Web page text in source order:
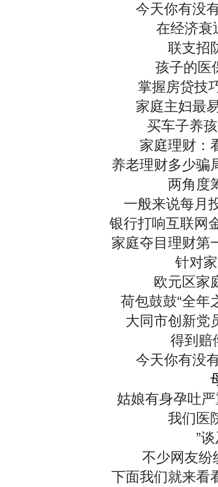
今天你有没
在经济衰
联支招
孩子的医
掌握房贷技
家庭主妇最
买车子养
家庭理财：
养老理财多少骗
两角度
一般来说每月
银行打响互联网
家庭夺目理财第
针对
欧元区家
荷包鼓鼓“全年
大同市创新党
得到赔
今天你有没
姑娘有身孕吐
我们医
”
不少网友纷
下面我们就来看